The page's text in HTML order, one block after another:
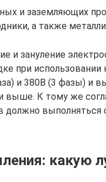
и заземляющих
а также
и зануление
при
и 380В (3 фазы) и
выше. К тому же
должно выполняться
какую